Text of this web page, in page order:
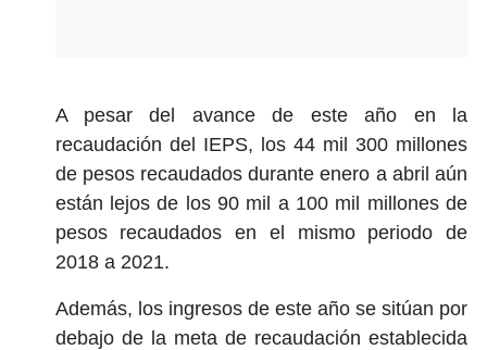
A pesar del avance de este año en la
recaudación del IEPS, los 44 mil 300 millones
de pesos recaudados durante enero a abril aún
están lejos de los 90 mil a 100 mil millones de
pesos recaudados en el mismo periodo de
2018 a 2021.
Además, los ingresos de este año se sitúan por
debajo de la meta de recaudación establecida